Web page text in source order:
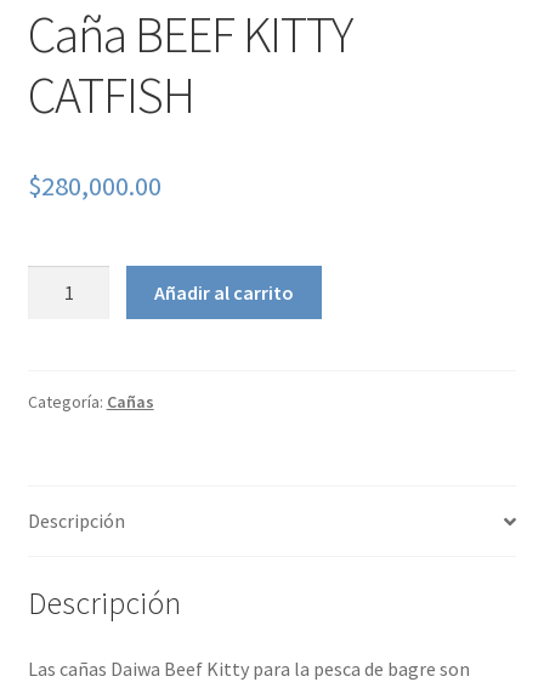
Caña BEEF KITTY
CATFISH
$280,000.00
cantidad
Añadir al carrito
Categoría: Cañas
Descripción
Descripción
Las cañas Daiwa Beef Kitty para la pesca de bagre son